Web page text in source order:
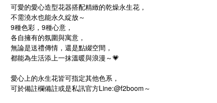
可愛的愛心造型花器搭配精緻的乾燥永生花，
不需澆水也能永久綻放～
9種色彩，9種心意，
各自擁有的氛圍與寓意，
無論是送禮傳情，還是點綴空間，
都能為生活添上一抹溫暖與浪漫～💗
愛心上的永生花皆可指定其他色系，
可於備註欄備註或是私訊官方Line:@f2boom～